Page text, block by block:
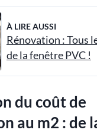
À LIRE AUSSI
Rénovation : Tous
de la fenêtre PVC !
du coût de
au m2 : de